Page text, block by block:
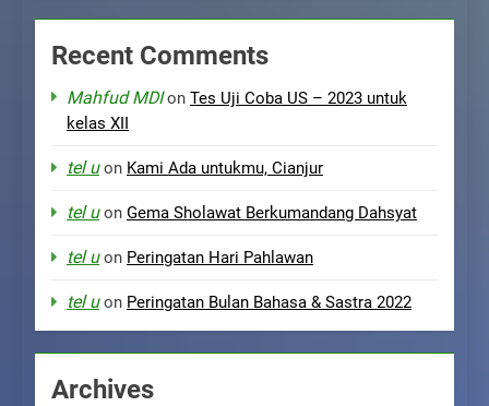
Recent Comments
Mahfud MDIon Tes Uji Coba US – 2023 untuk
kelas XII
tel uon Kami Ada untukmu, Cianjur
tel uon Gema Sholawat Berkumandang Dahsyat
tel uon Peringatan Hari Pahlawan
tel uon Peringatan Bulan Bahasa & Sastra 2022
Archives